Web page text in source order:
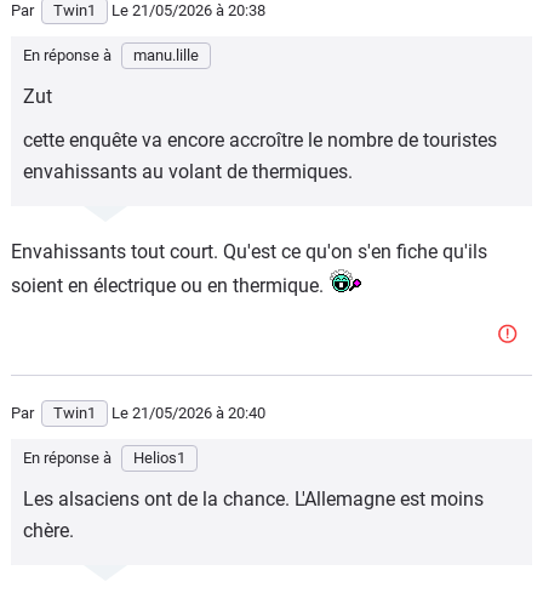
Par Twin1 Le 21/05/2026 à 20:38
En réponse à manu.lille
Zut
cette enquête va encore accroître le nombre de touristes
envahissants au volant de thermiques.
Envahissants tout court. Qu'est ce qu'on s'en fiche qu'ils
soient en électrique ou en thermique.
Par Twin1 Le 21/05/2026 à 20:40
En réponse à Helios1
Les alsaciens ont de la chance. L'Allemagne est moins
chère.